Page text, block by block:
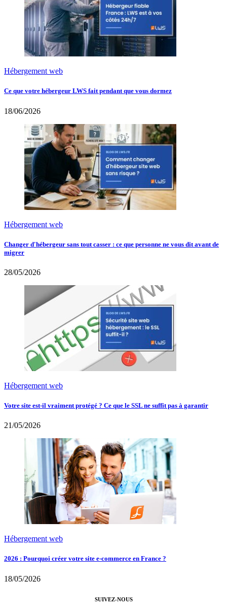
Hébergement web
Ce que votre hébergeur LWS fait pendant que vous dormez
18/06/2026
Hébergement web
Changer d'hébergeur sans tout casser : ce que personne ne vous dit avant de
migrer
28/05/2026
Hébergement web
Votre site est-il vraiment protégé ? Ce que le SSL ne suffit pas à garantir
21/05/2026
Hébergement web
2026 : Pourquoi créer votre site e-commerce en France ?
18/05/2026
SUIVEZ-NOUS